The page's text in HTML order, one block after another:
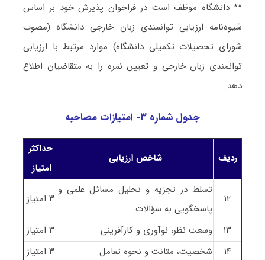
** دانشگاه موظف است در فراخوان پذیرش خود بر اساس
شیوه‌نامه ارزیابی توانمندی زبان خارجی دانشگاه (مصوب
شورای تحصیلات تکمیلی دانشگاه) موارد مرتبط با ارزیابی
توانمندی زبان خارجی و تعیین نمره را به متقاضیان اطلاع
دهد.
جدول شماره ۳- امتیازات مصاحبه
ردیف شاخص ارزیابی
حداکثر
امتیاز
۱۲
تسلط در تجزیه و تحلیل مسائل علمی و
پاسخگویی به سؤالات
۳ امتیاز
۱۳ وسعت نظر، نوآوری و کارآفرینی
۳ امتیاز
۱۴
شخصیت، متانت و نحوه تعامل ۳ امتیاز